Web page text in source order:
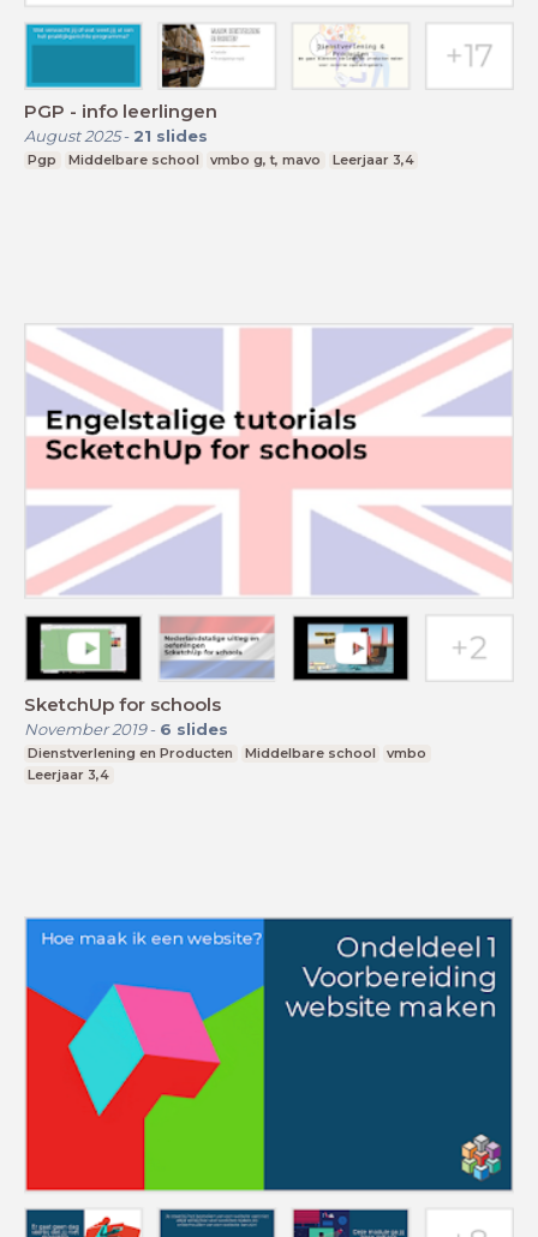
PGP - info leerlingen
August 2025- 21 slides
Pgp Middelbare school vmbo g, t, mavo Leerjaar 3,4
SketchUp for schools
November 2019- 6 slides
Dienstverlening en Producten Middelbare school
vmbo
Leerjaar 3,4